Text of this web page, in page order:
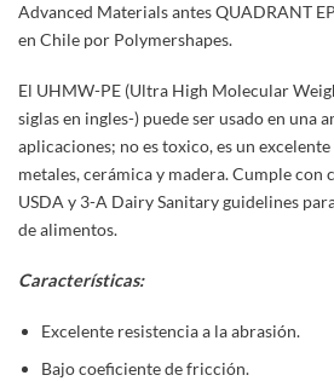
Advanced Materials antes QUADRANT
en Chile por Polymershapes.
El UHMW-PE (Ultra High Molecular
siglas en ingles-) puede ser usado en una
aplicaciones; no es toxico, es un
metales, cerámica y madera. Cumple con
USDA y 3-A Dairy Sanitary guidelines
de alimentos.
Características:
Excelente resistencia a la abrasión.
Bajo coeficiente de fricción.